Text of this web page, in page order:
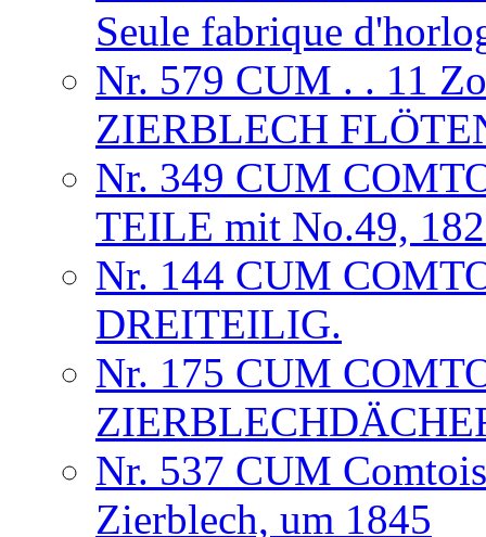
Seule fabrique
Nr. 579 CUM . . 11
ZIERBLECH
Nr. 349 CUM
TEILE mit No.49,
Nr. 144 CUM
DREITEILIG.
Nr. 175 CUM
Nr. 537 CUM
Zierblech, um 1845